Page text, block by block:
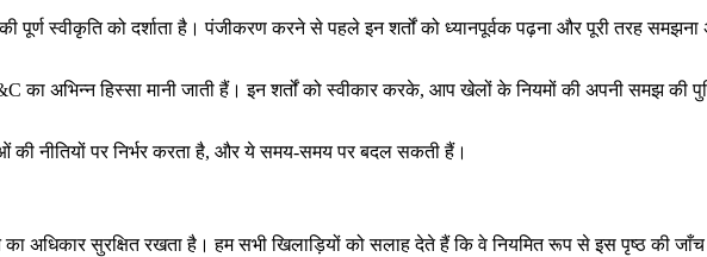
स्वीकृति को दर्शाता है। पंजीकरण करने से पहले इन शर्तों को ध्यानपूर्वक पढ़ना और पूरी तरह समझना
का अभिन्न हिस्सा मानी जाती हैं। इन शर्तों को स्वीकार करके, आप खेलों के नियमों की अपनी समझ
की नीतियों पर निर्भर करता है, और ये समय-समय पर बदल सकती हैं।
अधिकार सुरक्षित रखता है। हम सभी खिलाड़ियों को सलाह देते हैं कि वे नियमित रूप से इस पृष्ठ की